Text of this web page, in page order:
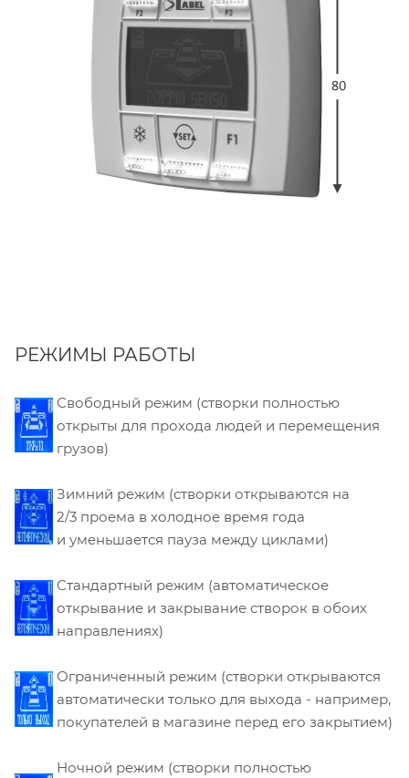
РЕЖИМЫ РАБОТЫ
Свободный режим (створки полностью
открыты для прохода людей и перемещения
грузов)
Зимний режим (створки открываются на
2/3 проема в холодное время года
и уменьшается пауза между циклами)
Стандартный режим (автоматическое
открывание и закрывание створок в обоих
направлениях)
Ограниченный режим (створки открываются
автоматически только для выхода - например,
покупателей в магазине перед его закрытием)
Ночной режим (створки полностью